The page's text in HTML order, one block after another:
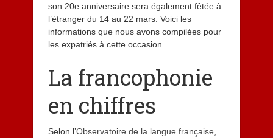
son 20e anniversaire sera également fêtée à
l’étranger du 14 au 22 mars. Voici les
informations que nous avons compilées pour
les expatriés à cette occasion.
La francophonie
en chiffres
Selon l’Observatoire de la langue française